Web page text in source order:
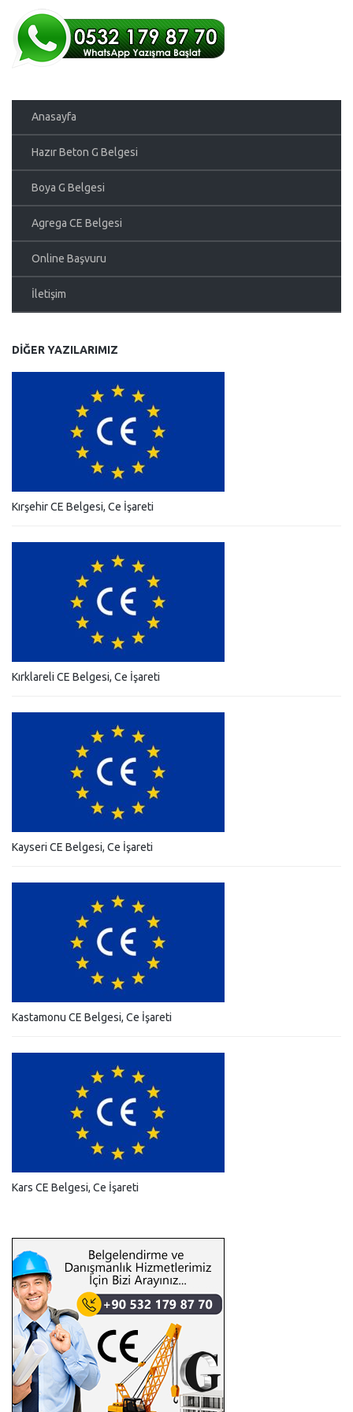
Anasayfa
Hazır Beton G Belgesi
Boya G Belgesi
Agrega CE Belgesi
Online Başvuru
İletişim
DIĞER YAZILARIMIZ
Kırşehir CE Belgesi, Ce İşareti
Kırklareli CE Belgesi, Ce İşareti
Kayseri CE Belgesi, Ce İşareti
Kastamonu CE Belgesi, Ce İşareti
Kars CE Belgesi, Ce İşareti